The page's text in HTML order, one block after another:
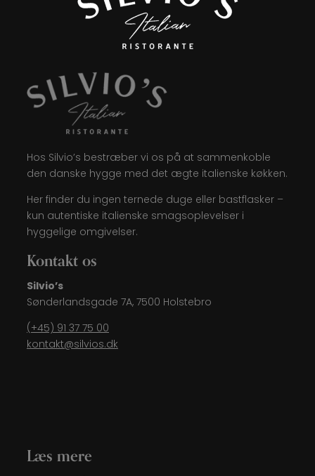
Hos Silvio’s bestræber vi os på at sammenkoble
den danske hygge med det ægte italienske køkken.
Her finder du ingen ternede duge eller bastflasker –
kun autentiske italienske smagsoplevelser i
hyggelige omgivelser.
Kontakt os
Silvio’s
Sønderlandsgade 7A, 7500 Holstebro
(+45) 91 37 75 00
kontakt@silvios.dk
Læs mere